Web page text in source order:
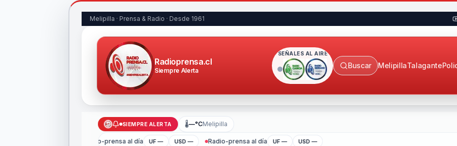
Melipilla · Prensa & Radio · Desde 1961
Radioprensa.cl
Siempre Alerta
SEÑALES AL AIRE
Buscar MelipillaTalagante
SIEMPRE ALERTA 🌡—°CMelipilla
Radio-prensa al día UF — USD — Radio-prensa al día UF — USD —